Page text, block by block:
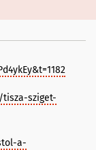
sziget-
a-